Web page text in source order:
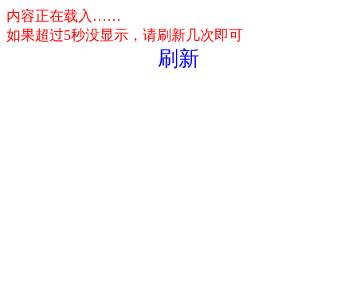
内容正在载入……
如果超过5秒没显示，请刷新几次即可
刷新